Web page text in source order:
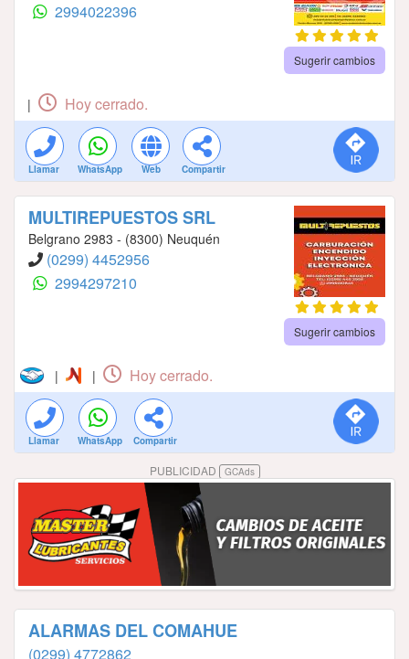
2994022396
Sugerir cambios
| Hoy cerrado.
Llamar WhatsApp Web Compartir
MULTIREPUESTOS SRL
Belgrano 2983 - (8300) Neuquén
(0299) 4452956
2994297210
Sugerir cambios
| | Hoy cerrado.
Llamar WhatsApp Compartir
PUBLICIDAD GCAds
ALARMAS DEL COMAHUE
(0299) 4772862